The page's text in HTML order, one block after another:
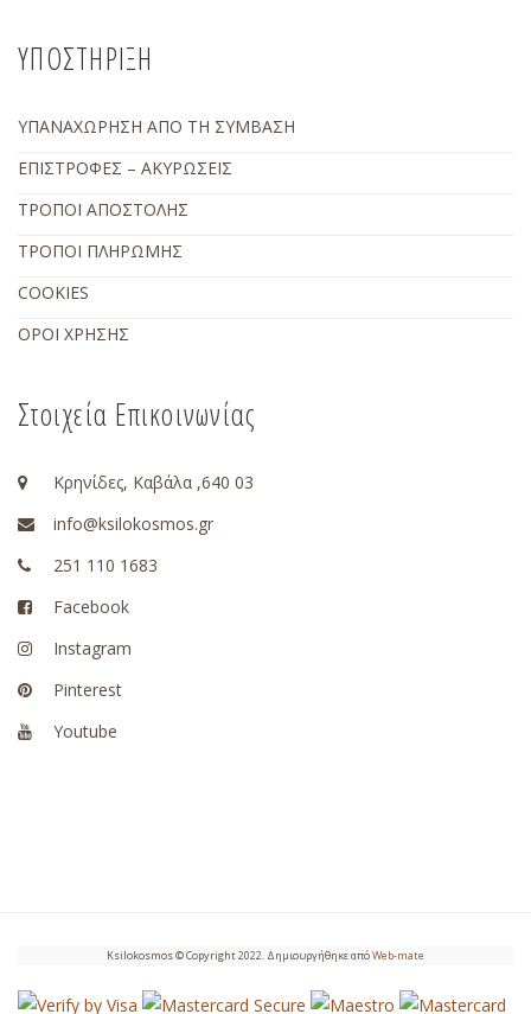
ΥΠΟΣΤΗΡΙΞΗ
ΥΠΑΝΑΧΩΡΗΣΗ ΑΠΟ ΤΗ ΣΥΜΒΑΣΗ
ΕΠΙΣΤΡΟΦΕΣ – ΑΚΥΡΩΣΕΙΣ
ΤΡΟΠΟΙ ΑΠΟΣΤΟΛΗΣ
ΤΡΟΠΟΙ ΠΛΗΡΩΜΗΣ
COOKIES
ΟΡΟΙ ΧΡΗΣΗΣ
Στοιχεία Επικοινωνίας
Κρηνίδες, Καβάλα ,640 03
info@ksilokosmos.gr
251 110 1683
Facebook
Instagram
Pinterest
Youtube
Ksilokosmos © Copyright 2022. Δημιουργήθηκε απόWeb-mate